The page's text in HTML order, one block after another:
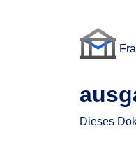
Dieses